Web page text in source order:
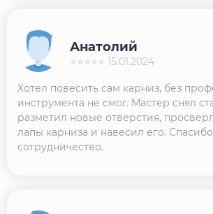
Хотел повесить сам карниз, без
инструмента не смог. Мастер снял
разметил новые отверстия,
лапы карниза и навесил его. Спасибо
сотрудничество.
Анатолий
⭐⭐⭐⭐⭐ 15.01.2024